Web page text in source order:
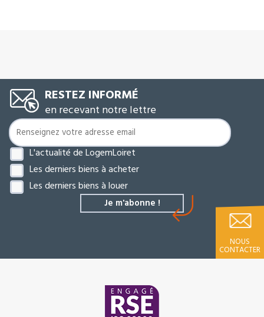
RESTEZ INFORMÉ
en recevant notre lettre
L'actualité de LogemLoiret
Les derniers biens à acheter
Les derniers biens à louer
NOUS
CONTACTER